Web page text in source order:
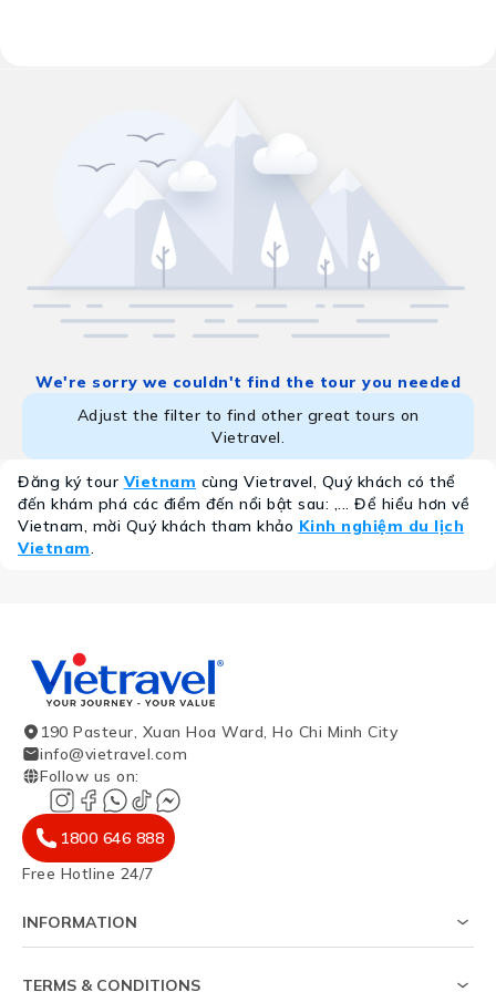
We're sorry we couldn't find the tour you needed
Adjust the filter to find other great tours on
Vietravel.
Đăng ký tour Vietnam cùng Vietravel, Quý khách có thể
đến khám phá các điểm đến nổi bật sau: ,... Để hiểu hơn về
Vietnam, mời Quý khách tham khảo Kinh nghiệm du lịch
Vietnam.
190 Pasteur, Xuan Hoa Ward, Ho Chi Minh City
info@vietravel.com
Follow us on:
1800 646 888
Free Hotline 24/7
INFORMATION
Survey on visa success rate
TERMS & CONDITIONS